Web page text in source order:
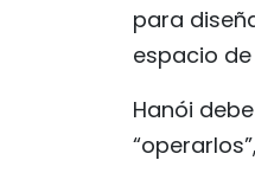
para
espacio
Hanói